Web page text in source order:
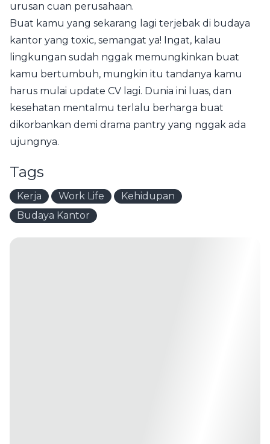
urusan cuan perusahaan.
Buat kamu yang sekarang lagi terjebak di budaya
kantor yang toxic, semangat ya! Ingat, kalau
lingkungan sudah nggak memungkinkan buat
kamu bertumbuh, mungkin itu tandanya kamu
harus mulai update CV lagi. Dunia ini luas, dan
kesehatan mentalmu terlalu berharga buat
dikorbankan demi drama pantry yang nggak ada
ujungnya.
Tags
Kerja Work Life
Kehidupan
Budaya Kantor